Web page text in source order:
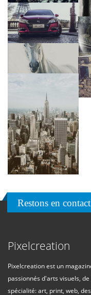
Restons en
Pixelcreation
Pixelcreation est un
passionnés d'arts visuels,
spécialité: art, print, web,